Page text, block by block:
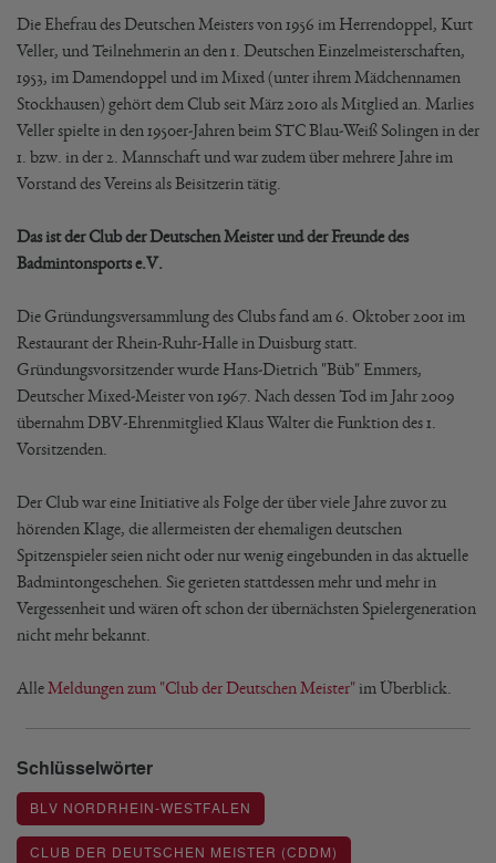
Die Ehefrau des Deutschen Meisters von 1956 im Herrendoppel, Kurt
Veller, und Teilnehmerin an den 1. Deutschen Einzelmeisterschaften,
1953, im Damendoppel und im Mixed (unter ihrem Mädchennamen
Stockhausen) gehört dem Club seit März 2010 als Mitglied an. Marlies
Veller spielte in den 1950er-Jahren beim STC Blau-Weiß Solingen in der
1. bzw. in der 2. Mannschaft und war zudem über mehrere Jahre im
Vorstand des Vereins als Beisitzerin tätig.
Das ist der Club der Deutschen Meister und der Freunde des
Badmintonsports e.V.
Die Gründungsversammlung des Clubs fand am 6. Oktober 2001 im
Restaurant der Rhein-Ruhr-Halle in Duisburg statt.
Gründungsvorsitzender wurde Hans-Dietrich "Büb" Emmers,
Deutscher Mixed-Meister von 1967. Nach dessen Tod im Jahr 2009
übernahm DBV-Ehrenmitglied Klaus Walter die Funktion des 1.
Vorsitzenden.
Der Club war eine Initiative als Folge der über viele Jahre zuvor zu
hörenden Klage, die allermeisten der ehemaligen deutschen
Spitzenspieler seien nicht oder nur wenig eingebunden in das aktuelle
Badmintongeschehen. Sie gerieten stattdessen mehr und mehr in
Vergessenheit und wären oft schon der übernächsten Spielergeneration
nicht mehr bekannt.
AlleMeldungen zum "Club der Deutschen Meister" im Überblick.
Schlüsselwörter
BLV NORDRHEIN-WESTFALEN
CLUB DER DEUTSCHEN MEISTER (CDDM)